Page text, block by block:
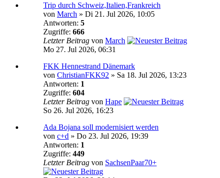
Trip durch Schweiz,Italien,Frankreich
von March » Di 21. Jul 2026, 10:05
Antworten: 5
Zugriffe: 666
Letzter Beitrag von March
Mo 27. Jul 2026, 06:31
FKK Hennestrand Dänemark
von ChristianFKK92 » Sa 18. Jul 2026, 13:23
Antworten: 1
Zugriffe: 604
Letzter Beitrag von Hape
So 26. Jul 2026, 16:23
Ada Bojana soll modernisiert werden
von c+d » Do 23. Jul 2026, 19:39
Antworten: 1
Zugriffe: 449
Letzter Beitrag von SachsenPaar70+